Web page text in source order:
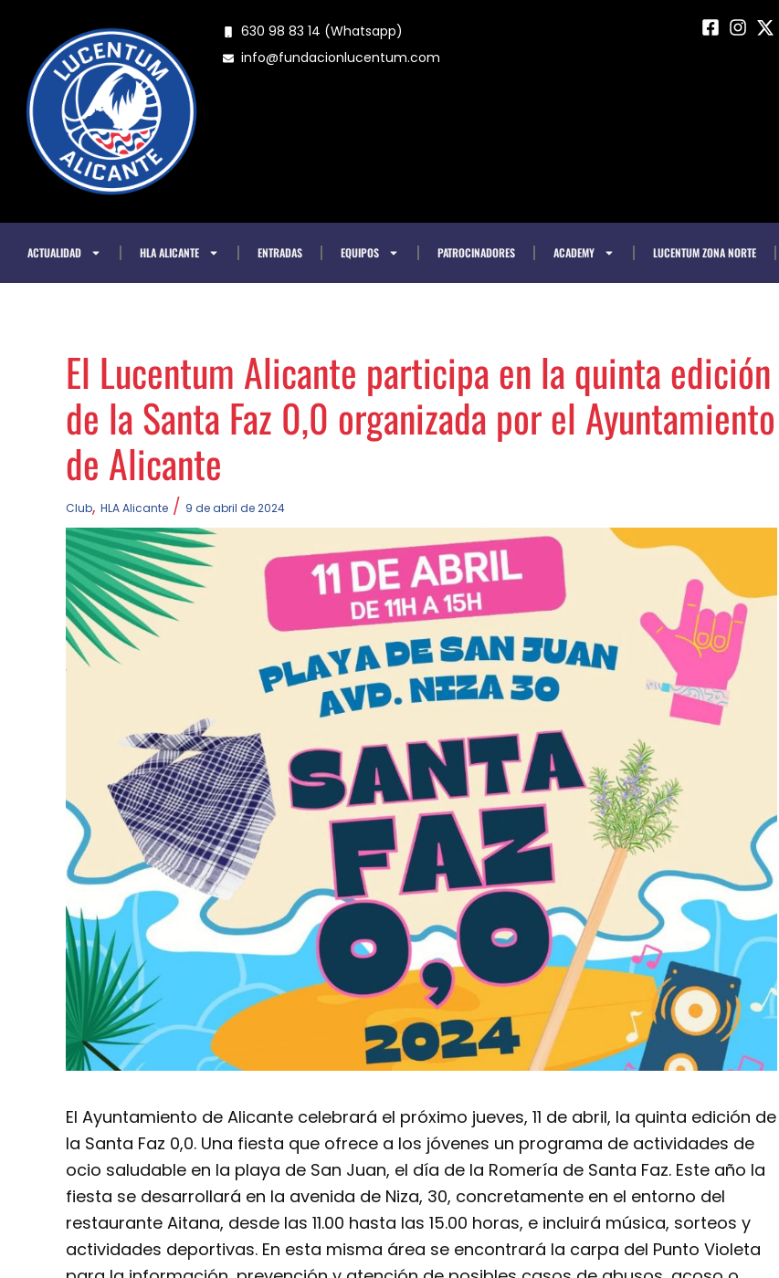
contenido
630 98 83 14 (Whatsapp)
info@fundacionlucentum.com
ACTUALIDAD HLA ALICANTE ENTRADAS EQUIPOS PATROCINADORES ACADEMY LUCENTUM ZONA NORTE
El Lucentum Alicante participa en la quinta edición
de la Santa Faz 0,0 organizada por el Ayuntamiento
de Alicante
Club, HLA Alicante / 9 de abril de 2024
El Ayuntamiento de Alicante celebrará el próximo jueves, 11 de abril, la quinta edición de
la Santa Faz 0,0. Una fiesta que ofrece a los jóvenes un programa de actividades de
ocio saludable en la playa de San Juan, el día de la Romería de Santa Faz. Este año la
fiesta se desarrollará en la avenida de Niza, 30, concretamente en el entorno del
restaurante Aitana, desde las 11.00 hasta las 15.00 horas, e incluirá música, sorteos y
actividades deportivas. En esta misma área se encontrará la carpa del Punto Violeta